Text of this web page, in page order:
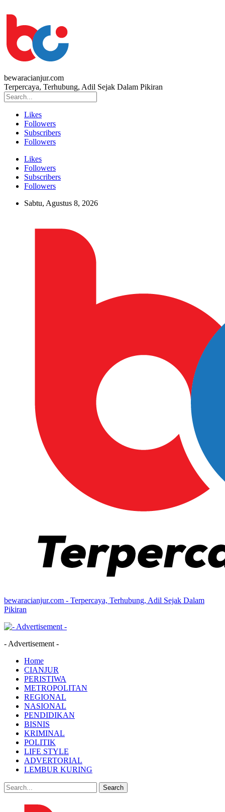
bewaracianjur.com
Terpercaya, Terhubung, Adil Sejak Dalam Pikiran
Likes
Followers
Subscribers
Followers
Likes
Followers
Subscribers
Followers
Sabtu, Agustus 8, 2026
bewaracianjur.com - Terpercaya, Terhubung, Adil Sejak Dalam
Pikiran
- Advertisement -
Home
CIANJUR
PERISTIWA
METROPOLITAN
REGIONAL
NASIONAL
PENDIDIKAN
BISNIS
KRIMINAL
POLITIK
LIFE STYLE
ADVERTORIAL
LEMBUR KURING